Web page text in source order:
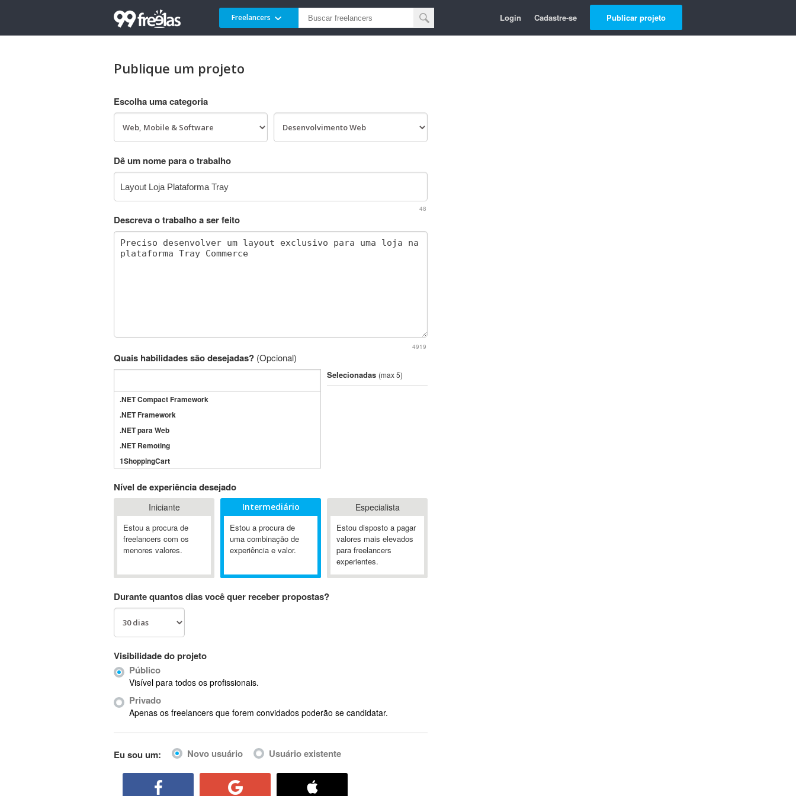
Freelancers Login Cadastre-se Publicar projeto
Publique um projeto
Escolha uma categoria
Dê um nome para o trabalho
48
Descreva o trabalho a ser feito
4919
Quais habilidades são desejadas? (Opcional)
.NET Compact Framework
.NET Framework
.NET para Web
.NET Remoting
1ShoppingCart
3GSM
4D Dimension
802.11
A&P
A-GPS
Ab Initio
ABIS
AbleCommerce
Ableton Live
Abstract Window Toolkit (AWT)
Selecionadas (max 5)
Nível de experiência desejado
Iniciante
Estou a procura de
freelancers com os
menores valores.
Intermediário
Estou a procura de
uma combinação de
experiência e valor.
Especialista
Estou disposto a pagar
valores mais elevados
para freelancers
experientes.
Durante quantos dias você quer receber propostas?
Visibilidade do projeto
Público
Visível para todos os profissionais.
Privado
Apenas os freelancers que forem convidados poderão se candidatar.
Eu sou um: Novo usuário Usuário existente